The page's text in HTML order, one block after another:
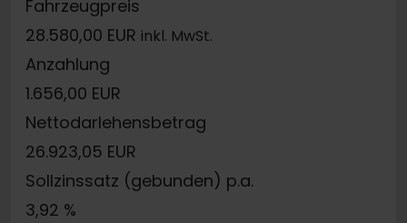
Fahrzeugpreis
28.580,00 EUR inkl. MwSt.
Anzahlung
1.656,00 EUR
Nettodarlehensbetrag
26.923,05 EUR
Sollzinssatz (gebunden) p.a.
3,92 %